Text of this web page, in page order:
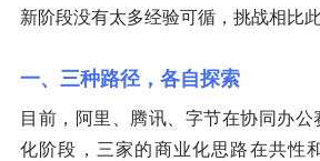
新阶段没有太多经验可循，挑战相比
一、三种路径，各自探索
目前，阿里、腾讯、字节在协同办
化阶段，三家的商业化思路在共性